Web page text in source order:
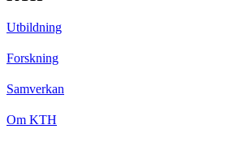
Utbildning
Forskning
Samverkan
Om KTH